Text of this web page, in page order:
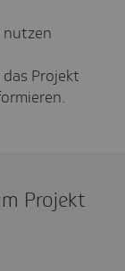
nutzen
Projekt
Projekt